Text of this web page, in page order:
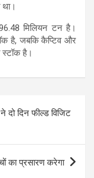
मिलियन टन है।
है, जबकि कैप्टिव और
है।
दो दिन फील्ड विजिट
का प्रसारण करेगा